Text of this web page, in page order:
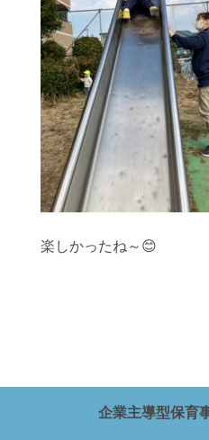
楽しかったね～😊
企業主導型保育